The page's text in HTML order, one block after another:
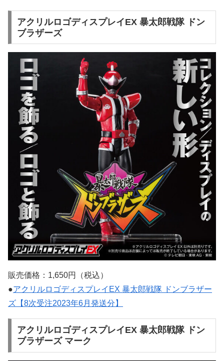
アクリルロゴディスプレイEX 暴太郎戦隊 ドン
ブラザーズ
販売価格：1,650円（税込）
●アクリルロゴディスプレイEX 暴太郎戦隊 ドンブラザー
ズ【8次受注2023年6月発送分】
アクリルロゴディスプレイEX 暴太郎戦隊 ドン
ブラザーズ マーク